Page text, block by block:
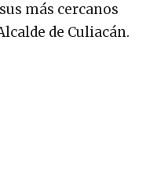
más cercanos
de Culiacán.